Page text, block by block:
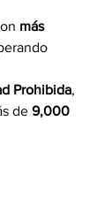
más
Prohibida,
de 9,000